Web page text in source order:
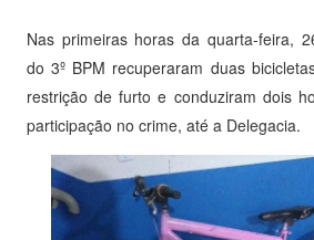
Nas primeiras horas da quarta-feira,
do 3º BPM recuperaram duas
restrição de furto e conduziram dois
participação no crime, até a Delegacia.